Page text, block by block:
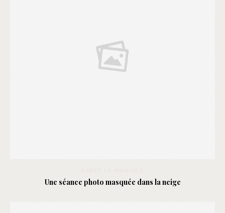
Une séance photo masquée dans la neige